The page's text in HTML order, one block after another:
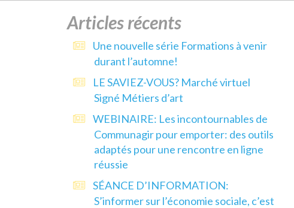
Articles récents
Une nouvelle série Formations à venir
durant l’automne!
LE SAVIEZ-VOUS? Marché virtuel
Signé Métiers d’art
WEBINAIRE: Les incontournables de
Communagir pour emporter: des outils
adaptés pour une rencontre en ligne
réussie
SÉANCE D’INFORMATION:
S’informer sur l’économie sociale, c’est